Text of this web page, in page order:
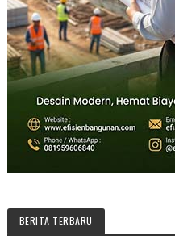
BERITA TERBARU